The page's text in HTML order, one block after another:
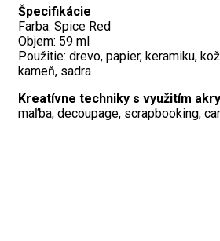
Špecifikácie
Farba: Spice Red
Objem: 59 ml
Použitie: drevo, papier, keramiku,
kameň, sadra
Kreatívne techniky s využitím
maľba, decoupage, scrapbooking,